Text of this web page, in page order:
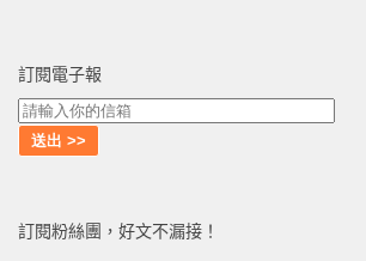
訂閱電子報
訂閱粉絲團，好文不漏接！